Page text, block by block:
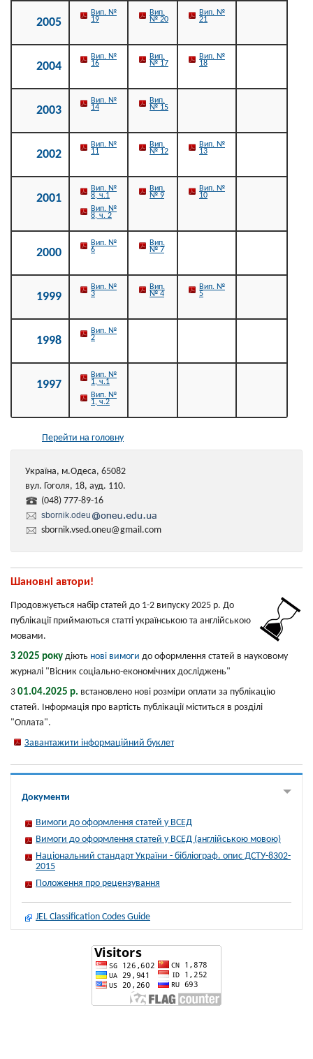
2005
Вип. №
19
Вип.
№ 20
Вип. №
21
2004
Вип. №
16
Вип.
№ 17
Вип. №
18
2003
Вип. №
14
Вип.
№ 15
2002
Вип. №
11
Вип.
№ 12
Вип. №
13
2001
Вип. №
8, ч.1
Вип. №
8, ч. 2
Вип.
№ 9
Вип. №
10
2000
Вип. №
6
Вип.
№ 7
1999
Вип. №
3
Вип.
№ 4
Вип. №
5
1998
Вип. №
2
1997
Вип. №
1, ч.1
Вип. №
1, ч.2
Перейти на головну
Україна, м.Одеса, 65082
вул. Гоголя, 18, ауд. 110.
(048) 777-89-16
sbornik.odeu
sbornik.vsed.oneu@gmail.com
Шановні автори!
Продовжується набір статей до 1-2 випуску 2025 р. До
публікації приймаються статті українською та англійською
мовами.
З 2025 року діють нові вимоги до оформлення статей в науковому
журналі "Вісник соціально-економічних досліджень"
3 01.04.2025 р. встановлено нові розміри оплати за публікацію
статей. Інформація про вартість публікації міститься в розділі
"Оплата".
Завантажити інформаційний буклет
Документи
Вимоги до оформлення статей у ВСЕД
Вимоги до оформлення статей у ВСЕД (англійською мовою)
Національний стандарт України - бібліограф. опис ДСТУ-8302-
2015
Положення про рецензування
JEL Classification Codes Guide